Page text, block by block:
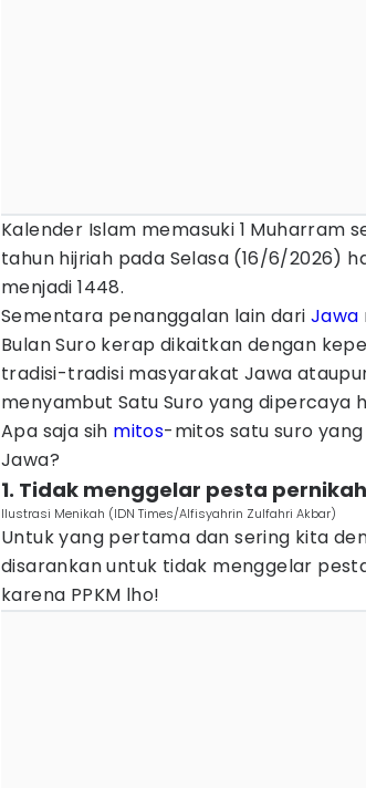
Kalender Islam memasuki 1 Muharram
tahun hijriah pada Selasa (16/6/2026)
menjadi 1448.
Sementara penanggalan lain dari Jawa
Bulan Suro kerap dikaitkan dengan
tradisi-tradisi masyarakat Jawa
menyambut Satu Suro yang dipercaya
Apa saja sih mitos-mitos satu suro
Jawa?
1. Tidak menggelar pesta
Ilustrasi Menikah (IDN Times/Alfisyahrin Zulfahri Akbar)
Untuk yang pertama dan sering kita
disarankan untuk tidak menggelar
karena PPKM lho!